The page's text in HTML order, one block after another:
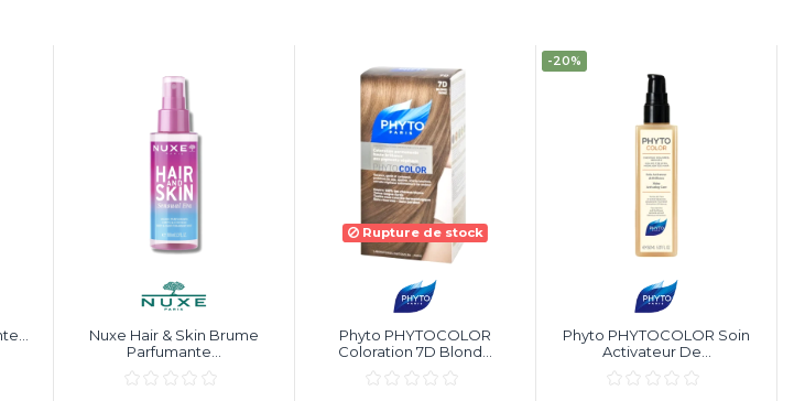
Nuxe Hair & Skin Brume
Parfumante...
Rupture de stock
Phyto PHYTOCOLOR
Coloration 7D Blond...
-20%
Phyto PHYTOCOLOR Soin
Activateur De...